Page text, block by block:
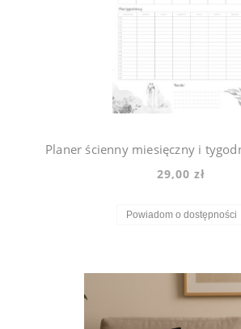
29,00 zł
Powiadom o dostępności